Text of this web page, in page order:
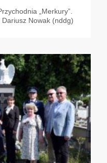
„Merkury”.
Nowak (nddg)